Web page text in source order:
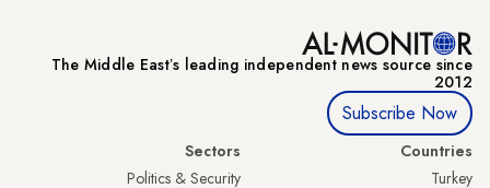
The Middle Eastʼs leading independent news source since
2012
Subscribe Now
Countries
Turkey
Sectors
Politics & Security